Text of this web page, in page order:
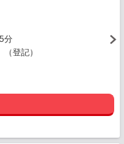
分
登記）